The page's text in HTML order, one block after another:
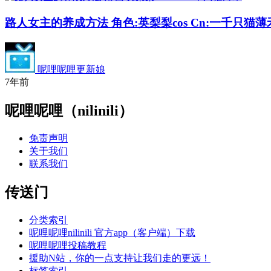
路人女主的养成方法 角色:英梨梨cos Cn:一千只猫薄
呢哩呢哩更新娘
7年前
呢哩呢哩（nilinili）
免责声明
关于我们
联系我们
传送门
分类索引
呢哩呢哩nilinili 官方app（客户端）下载
呢哩呢哩投稿教程
援助N站，你的一点支持让我们走的更远！